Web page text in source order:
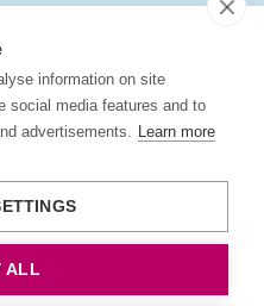
information on site
social media features and to
advertisements. Learn more
ALL
54
414 42 00